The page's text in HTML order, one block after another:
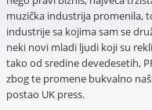
muzička industrija promenila,
industrije sa kojima sam se
neki novi mladi ljudi koji su
tako od sredine devedesetih,
zbog te promene bukvalno
postao UK press.